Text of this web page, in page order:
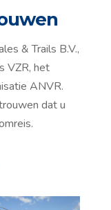
& Trails B.V.,
VZR, het
ANVR.
dat u